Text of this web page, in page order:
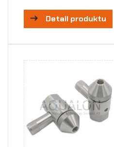
Detail produktu